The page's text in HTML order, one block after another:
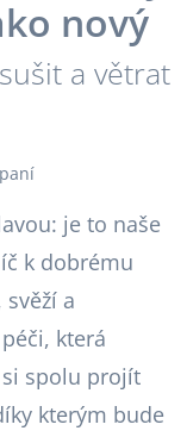
nový
a větrat
je to naše
k dobrému
a
která
spolu projít
kterým bude